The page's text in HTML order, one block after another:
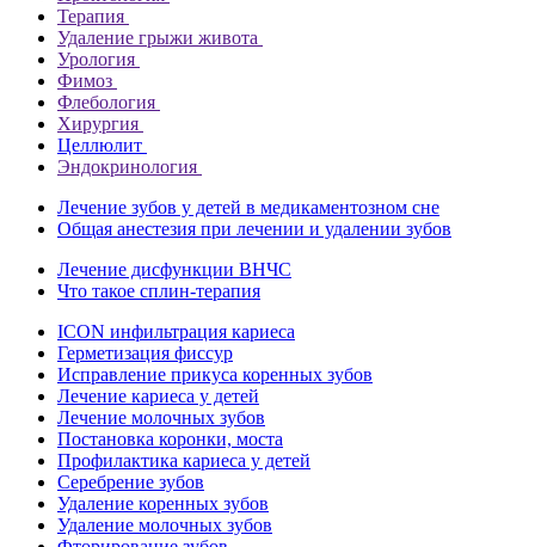
Терапия
Удаление грыжи живота
Урология
Фимоз
Флебология
Хирургия
Целлюлит
Эндокринология
Лечение зубов у детей в медикаментозном сне
Общая анестезия при лечении и удалении зубов
Лечение дисфункции ВНЧС
Что такое сплин-терапия
ICON инфильтрация кариеса
Герметизация фиссур
Исправление прикуса коренных зубов
Лечение кариеса у детей
Лечение молочных зубов
Постановка коронки, моста
Профилактика кариеса у детей
Серебрение зубов
Удаление коренных зубов
Удаление молочных зубов